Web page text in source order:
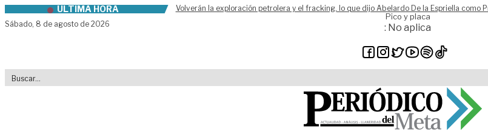
Skip to contentÚLTIMA HORA
Volverán la exploración petrolera y el fracking, lo que dijo Abelardo De la Espriella como
Sábado, 8 de agosto de 2026
Pico y placa
: No aplica